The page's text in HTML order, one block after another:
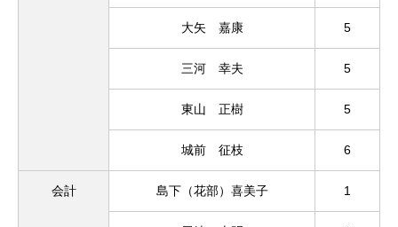
大矢 嘉康 5
三河 幸夫 5
東山 正樹 5
城前 征枝 6
会計 島下（花部）喜美子 1